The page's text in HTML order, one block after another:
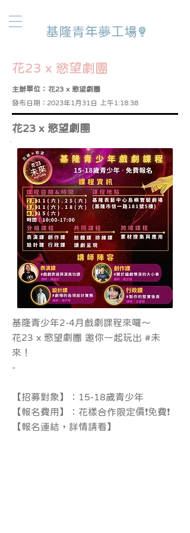
基隆青年夢工場
花23 x 慾望劇團
主辦單位：
發布日期：
花23 x 慾望劇團
2023年1月31日 上午1:18:38
花23 x 慾望劇團
基隆青少年2-4月戲劇課程來囉～
花23 x 慾望劇團 邀你一起玩出 #未
來！
-
【招募對象】：15-18歲青少年
【報名費用】：花樣合作限定價❗️免費❗️
【報名連結，詳情請看】